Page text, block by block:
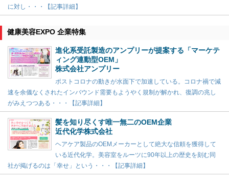
に対し・・・【記事詳細】
健康美容EXPO 企業特集
進化系受託製造のアンプリーが提案する「マーケテ
ィング連動型OEM」
株式会社アンプリー
ポストコロナの動きが水面下で加速している。コロナ禍で減
速を余儀なくされたインバウンド需要もようやく規制が解かれ、復調の兆し
がみえつつある・・・【記事詳細】
髪を知り尽くす唯一無二のOEM企業
近代化学株式会社
ヘアケア製品のOEMメーカーとして絶大な信頼を獲得して
いる近代化学。美容室をルーツに90年以上の歴史を刻む同
社が掲げるのは「幸せ」という・・・【記事詳細】